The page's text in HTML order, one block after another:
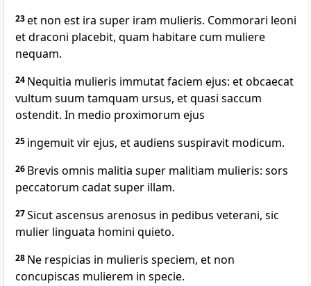
23et non est ira super iram mulieris. Commorari leoni
et draconi placebit, quam habitare cum muliere
nequam.
24 Nequitia mulieris immutat faciem ejus: et obcaecat
vultum suum tamquam ursus, et quasi saccum
ostendit. In medio proximorum ejus
25 ingemuit vir ejus, et audiens suspiravit modicum.
26 Brevis omnis malitia super malitiam mulieris: sors
peccatorum cadat super illam.
27Sicut ascensus arenosus in pedibus veterani, sic
mulier linguata homini quieto.
28 Ne respicias in mulieris speciem, et non
concupiscas mulierem in specie.